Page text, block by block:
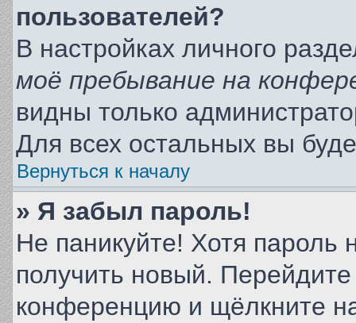
пользователей?
В настройках личного
моё пребывание на
видны только
Для всех остальных вы
Вернуться к началу
» Я забыл пароль!
Не паникуйте! Хотя пароль
получить новый.
конференцию и щёлкните